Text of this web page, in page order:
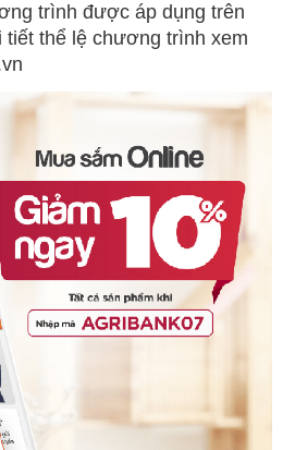
trình được áp dụng trên
tiết thể lệ chương trình xem